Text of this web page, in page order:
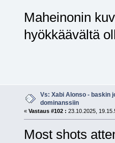
Maheinonin
hyökkäävältä
Vs: Xabi Alonso - baskin
dominanssiin
« Vastaus #102 : 23.10.2025,
Most shots